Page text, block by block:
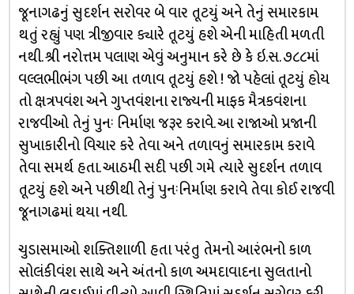
જૂનાગઢનું સુદર્શન સરોવર બે વાર તૂટયું અને તેનું સમારકામ
થતું રહ્યું પણ ત્રીજીવાર ક્યારે તૂટયું હશે એની માહિતી મળતી
નથી. શ્રી નરોત્તમ પલાણ એવું અનુમાન કરે છે કે ઇ.સ. ૭૮૮માં
વલ્લભીભંગ પછી આ તળાવ તૂટયું હશે ! જો પહેલાં તૂટયું હોય
તો ક્ષત્રપવંશ અને ગુપ્તવંશના રાજ્યની માફક મૈત્રકવંશના
રાજવીઓ તેનું પુનઃ નિર્માણ જરૂર કરાવે. આ રાજાઓ પ્રજાની
સુખાકારીનો વિચાર કરે તેવા અને તળાવનું સમારકામ કરાવે
તેવા સમર્થ હતા. આઠમી સદી પછી ગમે ત્યારે સુદર્શન તળાવ
તૂટયું હશે અને પછીથી તેનું પુનઃનિર્માણ કરાવે તેવા કોઈ રાજવી
જૂનાગઢમાં થયા નથી.
ચુડાસમાઓ શક્તિશાળી હતા પરંતુ તેમનો આરંભનો કાળ
સોલંકીવંશ સાથે અને અંતનો કાળ અમદાવાદના સુલતાનો